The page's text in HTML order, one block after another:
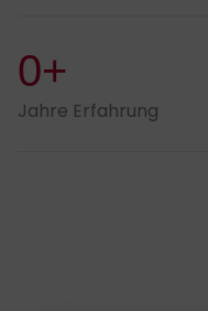
0+
Jahre Erfahrung